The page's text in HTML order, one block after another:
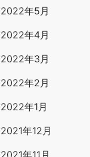
2022年5月
2022年4月
2022年3月
2022年2月
2022年1月
2021年12月